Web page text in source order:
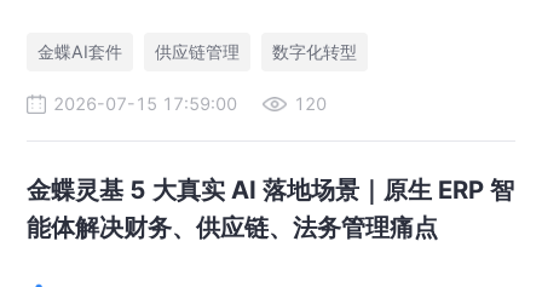
合一。
金蝶AI套件 供应链管理 数字化转型
2026-07-15 17:59:00 120
金蝶灵基 5 大真实 AI 落地场景｜原生 ERP 智
能体解决财务、供应链、法务管理痛点